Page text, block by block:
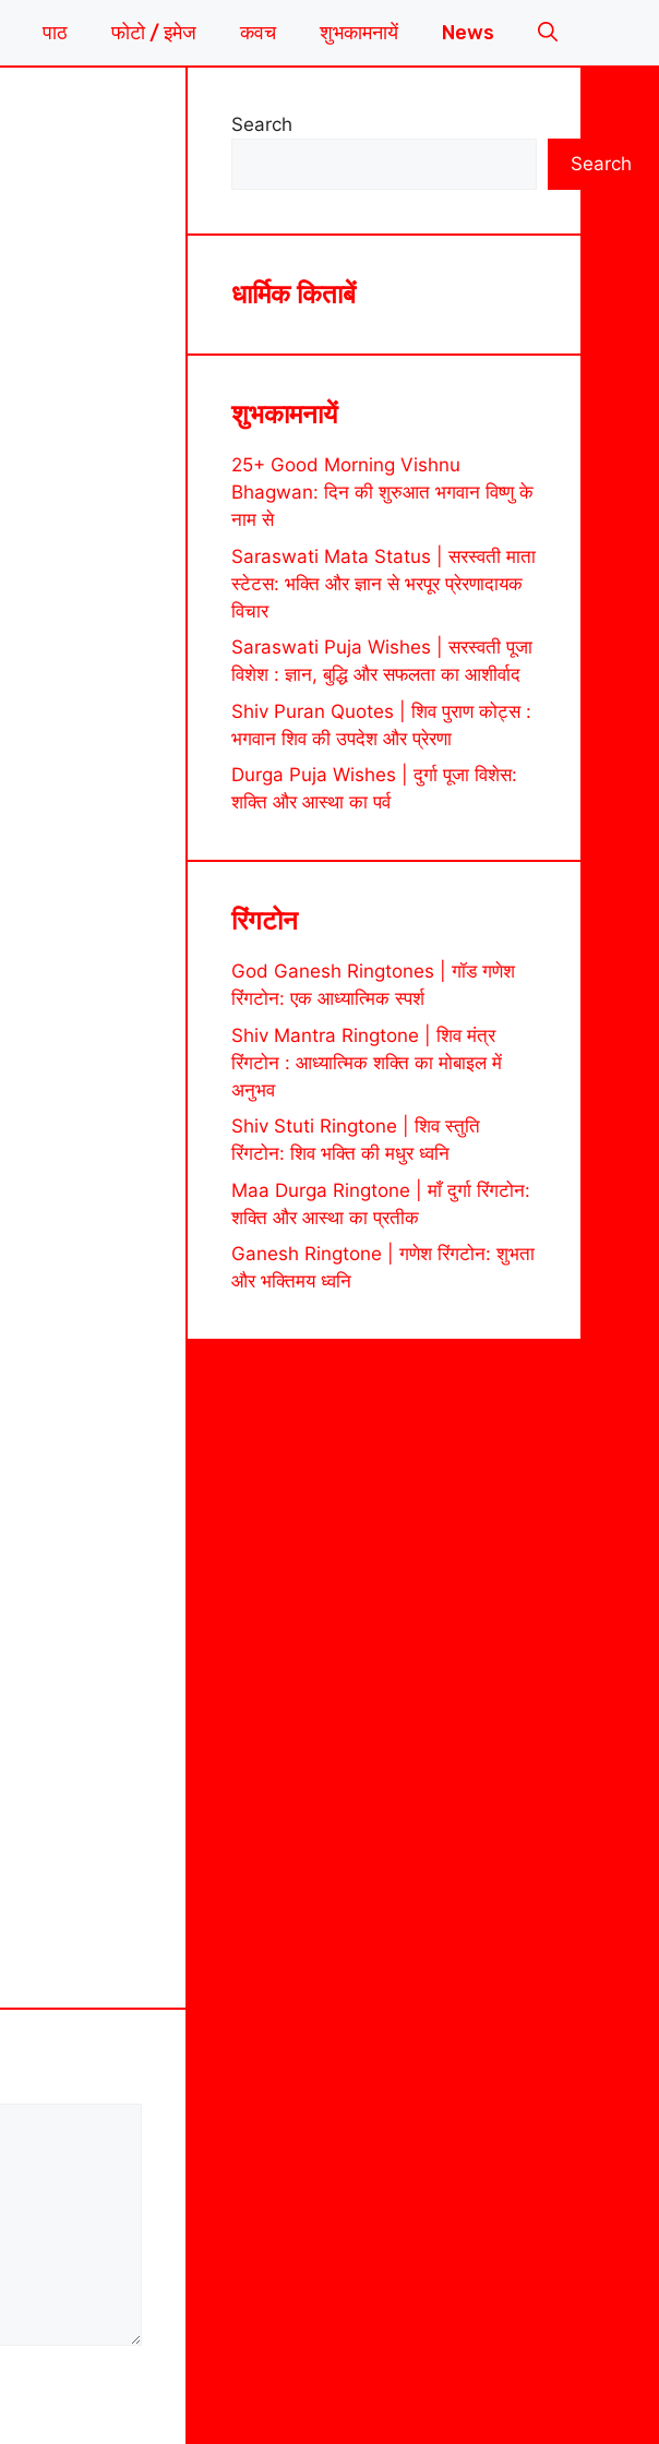
पाठ फोटो / इमेज कवच शुभकामनायें News
Search
Search
धार्मिक किताबें
शुभकामनायें
25+ Good Morning Vishnu
Bhagwan: दिन की शुरुआत भगवान विष्णु के
नाम से
Saraswati Mata Status | सरस्वती माता
स्टेटस: भक्ति और ज्ञान से भरपूर प्रेरणादायक
विचार
Saraswati Puja Wishes | सरस्वती पूजा
विशेश : ज्ञान, बुद्धि और सफलता का आशीर्वाद
Shiv Puran Quotes | शिव पुराण कोट्स :
भगवान शिव की उपदेश और प्रेरणा
Durga Puja Wishes | दुर्गा पूजा विशेस:
शक्ति और आस्था का पर्व
रिंगटोन
God Ganesh Ringtones | गॉड गणेश
रिंगटोन: एक आध्यात्मिक स्पर्श
Shiv Mantra Ringtone | शिव मंत्र
रिंगटोन : आध्यात्मिक शक्ति का मोबाइल में
अनुभव
Shiv Stuti Ringtone | शिव स्तुति
रिंगटोन: शिव भक्ति की मधुर ध्वनि
Maa Durga Ringtone | माँ दुर्गा रिंगटोन:
शक्ति और आस्था का प्रतीक
Ganesh Ringtone | गणेश रिंगटोन: शुभता
और भक्तिमय ध्वनि